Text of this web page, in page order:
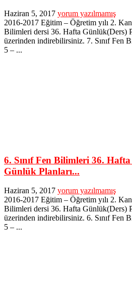
Haziran 5, 2017 yorum yazılmamış
2016-2017 Eğitim – Öğretim yılı 2.
Bilimleri dersi 36. Hafta Günlük(Ders)
üzerinden indirebilirsiniz. 7. Sınıf Fen
5 – ...
6. Sınıf Fen Bilimleri 36.
Günlük Planları...
Haziran 5, 2017 yorum yazılmamış
2016-2017 Eğitim – Öğretim yılı 2.
Bilimleri dersi 36. Hafta Günlük(Ders)
üzerinden indirebilirsiniz. 6. Sınıf Fen
5 – ...